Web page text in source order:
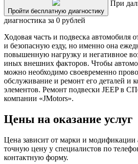
Пройти бесплатную диагностику
При
диагностика за 0 рублей
Ходовая часть и подвеска автомобиля
и безопасную езду, но именно она
повышенную нагрузку и негативное
иных внешних факторов. Чтобы
можно необходимо своевременно
обслуживание и ремонт его деталей и
элементов. Ремонт подвески JEEP в
компании «JMotors».
Цены на оказание услуг
Цена зависит от марки и модификации
точную цену у специалистов по
контактную форму.